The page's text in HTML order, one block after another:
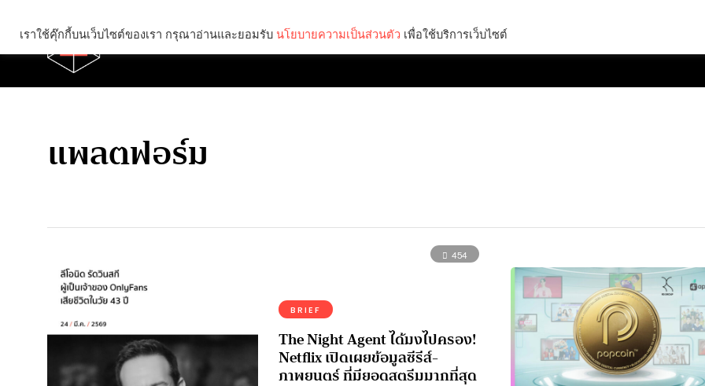
แพลตฟอร์ม
454
BRIEF
The Night Agent ได้มงไปครอง!
Netflix เปิดเผยข้อมูลซีรีส์-
ภาพยนตร์ ที่มียอดสตรีมมากที่สุด
เราใช้คุ๊กกี้บนเว็บไซต์ของเรา กรุณาอ่านและยอมรับ นโยบายความเป็นส่วนตัว เพื่อใช้บริการเว็บไซต์